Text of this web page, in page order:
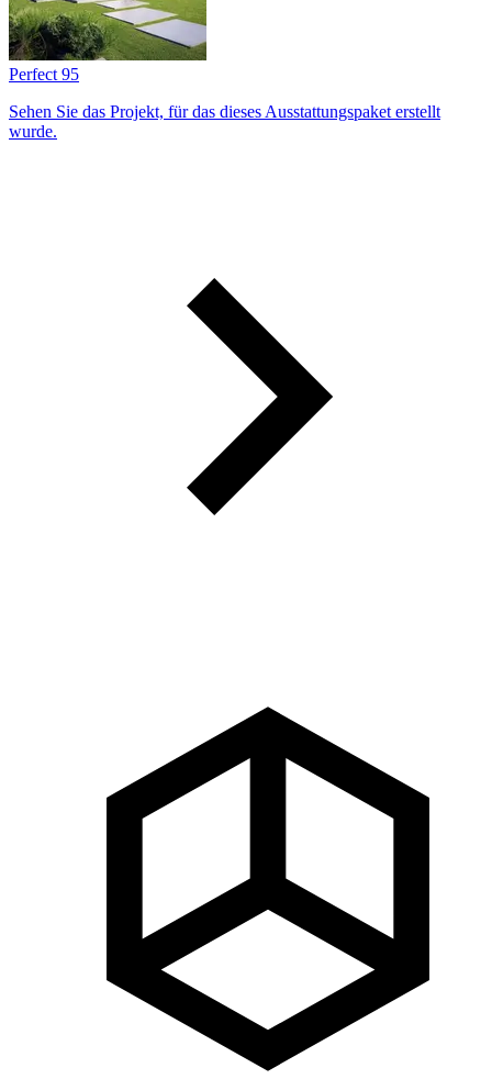
Perfect 95
Sehen Sie das Projekt, für das dieses Ausstattungs­paket erstellt
wurde.